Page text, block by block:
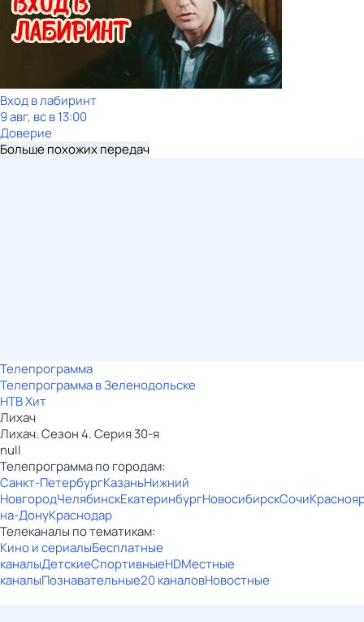
Вход в лабиринт
9 авг, вс в 13:00
Доверие
Больше похожих передач
Телепрограмма
Телепрограмма в Зеленодольске
НТВ Хит
Лихач
Лихач. Сезон 4. Серия 30-я
null
Телепрограмма по городам:
Санкт-ПетербургКазаньНижний
НовгородЧелябинскЕкатеринбургНовосибирскСочи
на-ДонуКраснодар
Телеканалы по тематикам:
Кино и сериалыБесплатные
каналыДетскиеСпортивныеHDМестные
каналыПознавательные20 каналовНовостные